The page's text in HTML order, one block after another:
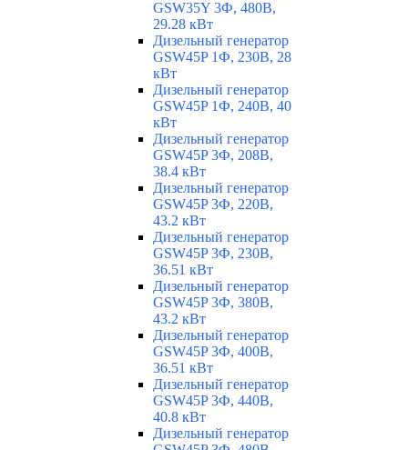
GSW35Y 3Ф, 480В,
29.28 кВт
Дизельный генератор
GSW45P 1Ф, 230В, 28
кВт
Дизельный генератор
GSW45P 1Ф, 240В, 40
кВт
Дизельный генератор
GSW45P 3Ф, 208В,
38.4 кВт
Дизельный генератор
GSW45P 3Ф, 220В,
43.2 кВт
Дизельный генератор
GSW45P 3Ф, 230В,
36.51 кВт
Дизельный генератор
GSW45P 3Ф, 380В,
43.2 кВт
Дизельный генератор
GSW45P 3Ф, 400В,
36.51 кВт
Дизельный генератор
GSW45P 3Ф, 440В,
40.8 кВт
Дизельный генератор